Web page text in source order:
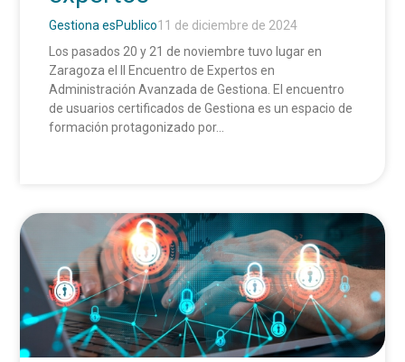
Gestiona esPublico11 de diciembre de 2024
Los pasados 20 y 21 de noviembre tuvo lugar en
Zaragoza el II Encuentro de Expertos en
Administración Avanzada de Gestiona. El encuentro
de usuarios certificados de Gestiona es un espacio de
formación protagonizado por...